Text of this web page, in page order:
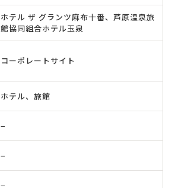
ホテル ザ グランツ麻布十番、芦原温泉旅
館協同組合ホテル玉泉
コーポレートサイト
ホテル、旅館
−
−
−